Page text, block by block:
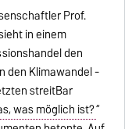
Prof.
in einem
den
den Klimawandel -
streitBar
was möglich ist?“